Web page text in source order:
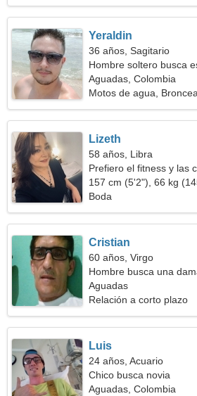
Yeraldin
36 años, Sagitario
Hombre soltero busca
Aguadas, Colombia
Motos de agua,
Lizeth
58 años, Libra
Prefiero el fitness y las
157 cm (5'2"), 66 kg
Boda
Cristian
60 años, Virgo
Hombre busca una
Aguadas
Relación a corto plazo
Luis
24 años, Acuario
Chico busca novia
Aguadas, Colombia